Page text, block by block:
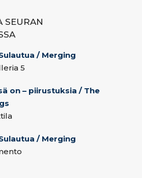
SEURAN
/ Merging
5
on – piirustuksia / The
/ Merging